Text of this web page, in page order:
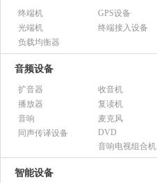
终端机
GPS设备
光端机
终端接入设备
负载均衡器
音频设备
扩音器
收音机
播放器
复读机
音响
麦克风
同声传译设备
DVD
音响电视组合机
智能设备